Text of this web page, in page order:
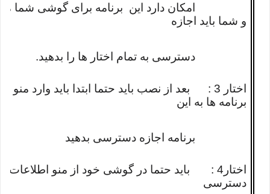
امکان دارد این برنامه برای گوشی شما
و شما باید اجازه
دسترسی به تمام اختار ها را بدهید.
اختار 3 : بعد از نصب باید حتما ابتدا باید
برنامه ها به این
برنامه اجازه دسترسی بدهید
اختار4 : باید حتما در گوشی خود از منو اطلاعات
دسترسی